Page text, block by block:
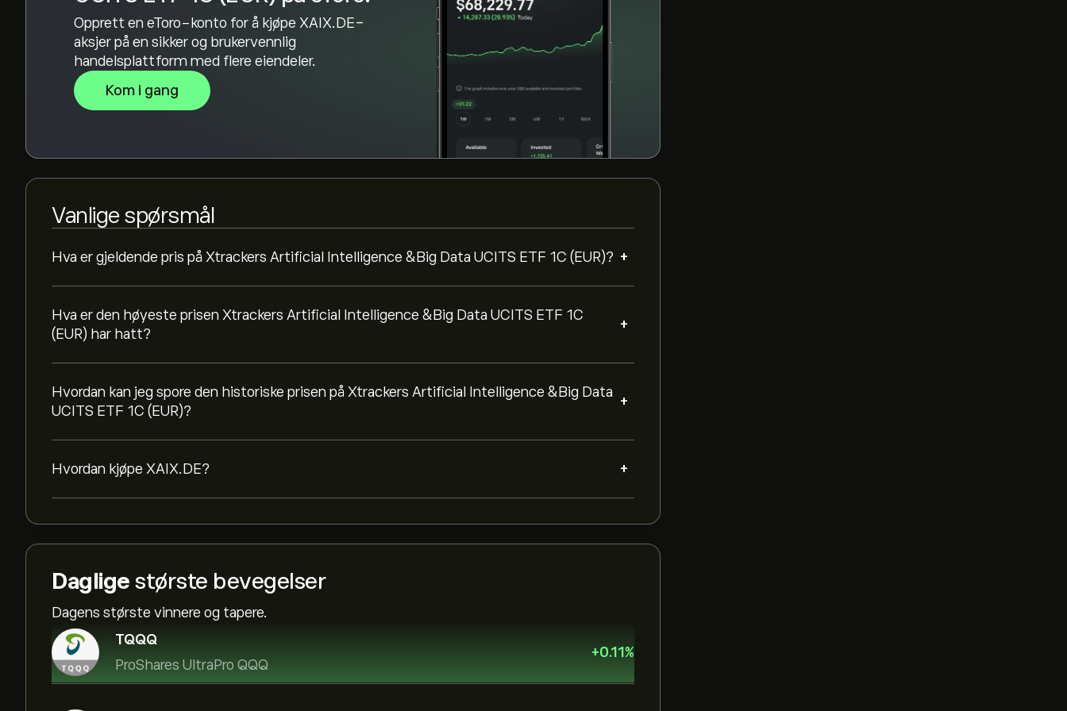
Opprett en eToro-konto for å kjøpe XAIX.DE-
aksjer på en sikker og brukervennlig
handelsplattform med flere eiendeler.
Kom i gang
Vanlige spørsmål
Hva er gjeldende pris på Xtrackers Artificial Intelligence &Big Data UCITS ETF 1C (EUR)? +
Hva er den høyeste prisen Xtrackers Artificial Intelligence &Big Data UCITS ETF 1C
(EUR) har hatt?
+
Hvordan kan jeg spore den historiske prisen på Xtrackers Artificial Intelligence &Big Data
UCITS ETF 1C (EUR)?
+
Hvordan kjøpe XAIX.DE? +
Daglige største bevegelser
Dagens største vinnere og tapere.
TQQQ
ProShares UltraPro QQQ
+0.11 %